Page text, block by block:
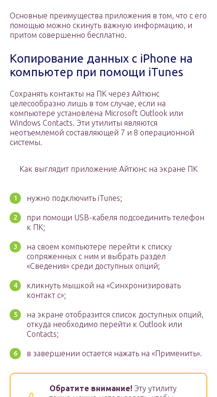
Основные преимущества приложения в том, что с его
помощью можно скинуть важную информацию, и
притом совершенно бесплатно.
Копирование данных с iPhone на
компьютер при помощи iTunes
Сохранять контакты на ПК через Айтюнс
целесообразно лишь в том случае, если на
компьютере установлена Microsoft Outlook или
Windows Contacts. Эти утилиты являются
неотъемлемой составляющей 7 и 8 операционной
системы.
Как выглядит приложение Айтюнс на экране ПК
нужно подключить iTunes;
при помощи USB-кабеля подсоединить телефон
к ПК;
на своем компьютере перейти к списку
сопряженных с ним и выбрать раздел
«Сведения» среди доступных опций;
кликнуть мышкой на «Синхронизировать
контакт с»;
на экране отобразится список доступных опций,
откуда необходимо перейти к Outlook или
Contacts;
в завершении остается нажать на «Применить».
Обратите внимание! Эту утилиту